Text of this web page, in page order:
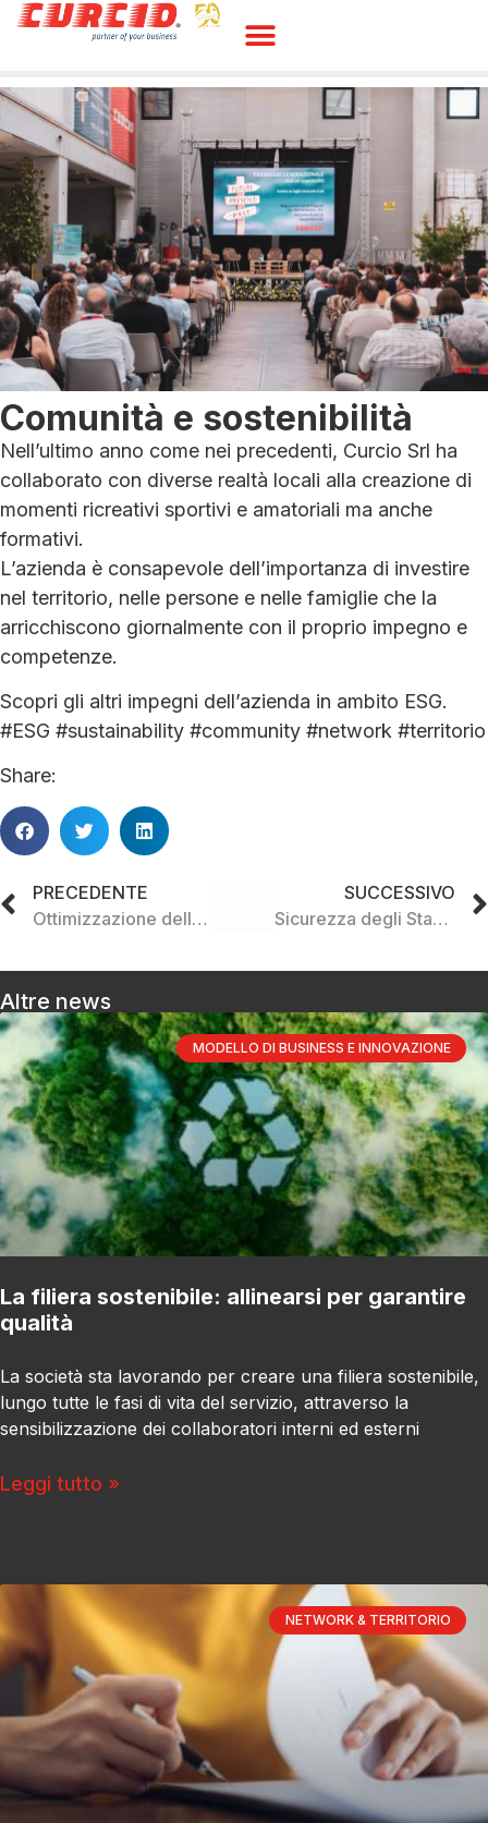
Comunità e sostenibilità
Nell’ultimo anno come nei precedenti, Curcio Srl ha
collaborato con diverse realtà locali alla creazione di
momenti ricreativi sportivi e amatoriali ma anche
formativi.
L’azienda è consapevole dell’importanza di investire
nel territorio, nelle persone e nelle famiglie che la
arricchiscono giornalmente con il proprio impegno e
competenze.
Scopri gli altri impegni dell’azienda in ambito ESG.
#ESG #sustainability #community #network #territorio
Share:
PRECEDENTE
Ottimizzazione delle distanze e capienze di carico
SUCCESSIVO
Sicurezza degli Stakeholder
Altre news
MODELLO DI BUSINESS E INNOVAZIONE
La filiera sostenibile: allinearsi per garantire
qualità
La società sta lavorando per creare una filiera sostenibile,
lungo tutte le fasi di vita del servizio, attraverso la
sensibilizzazione dei collaboratori interni ed esterni
Leggi tutto »
NETWORK & TERRITORIO